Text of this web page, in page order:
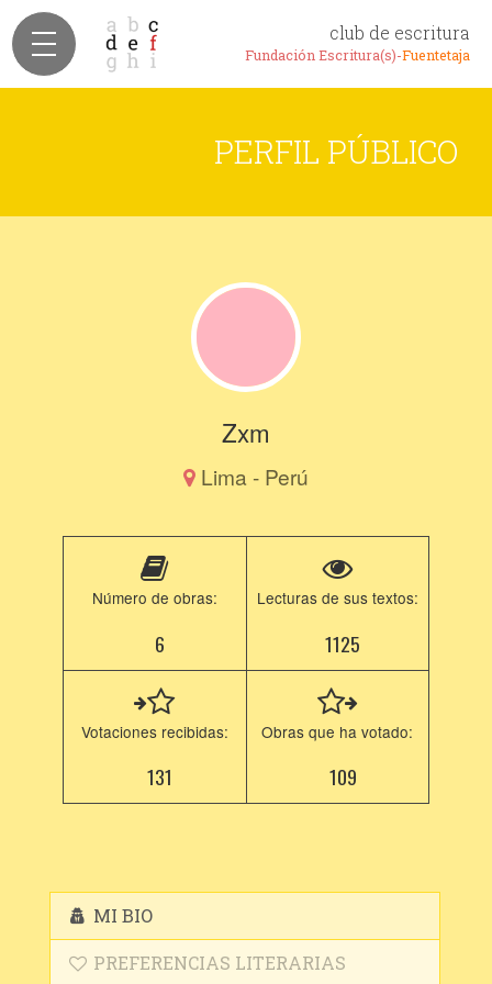
club de escritura
Fundación Escritura(s)-Fuentetaja
PERFIL PÚBLICO
Zxm
Lima - Perú
Número de obras:
6
Lecturas de sus textos:
1125
Votaciones recibidas:
131
Obras que ha votado:
109
MI BIO
PREFERENCIAS LITERARIAS